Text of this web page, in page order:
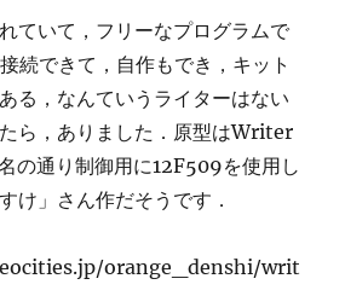
ていて，フリーなプログラムで
続できて，自作もでき，キット
る，なんていうライターはない
ら，ありました．原型はWriter
の通り制御用に12F509を使用し
け」さん作だそうです．
orange_denshi/writ